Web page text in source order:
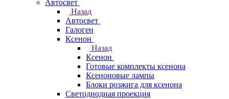
Автосвет
Назад
Автосвет
Галоген
Ксенон
Назад
Ксенон
Готовые комплекты ксенона
Ксеноновые лампы
Блоки розжига для ксенона
Светодиодная проекция